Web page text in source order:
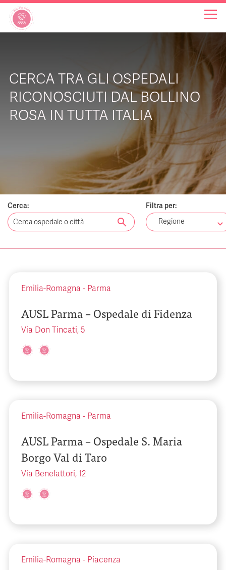
INIZIATIVE
NOTIZIE
CHI SIAMO
CERCA TRA GLI OSPEDALI
RICONOSCIUTI DAL BOLLINO
ROSA IN TUTTA ITALIA
Cerca:
search
Filtra per:
Regione
Emilia-Romagna - Parma
AUSL Parma – Ospedale di Fidenza
Via Don Tincati, 5
Emilia-Romagna - Parma
AUSL Parma – Ospedale S. Maria
Borgo Val di Taro
Via Benefattori, 12
Emilia-Romagna - Piacenza